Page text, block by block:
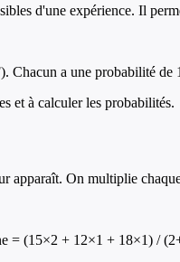
d'une expérience. Il
Chacun a une probabilité de
et à calculer les probabilités.
apparaît. On multiplie
= (15×2 + 12×1 + 18×1) /